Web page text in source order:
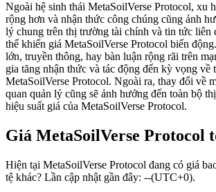
Ngoài hệ sinh thái MetaSoilVerse Protocol, xu
rộng hơn và nhận thức công chúng cũng ảnh
lý chung trên thị trường tài chính và tin tức liên
thể khiến giá MetaSoilVerse Protocol biến
lớn, truyền thông, hay bàn luận rộng rãi trên
gia tăng nhận thức và tác động đến kỳ vọng về
MetaSoilVerse Protocol. Ngoài ra, thay đổi về
quan quản lý cũng sẽ ảnh hưởng đến toàn bộ
hiệu suất giá của MetaSoilVerse Protocol.
Giá MetaSoilVerse Protocol
Hiện tại MetaSoilVerse Protocol đang có giá
tệ khác? Lần cập nhật gần đây: --(UTC+0).